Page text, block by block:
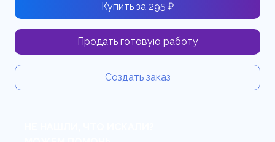
Купить за 295 ₽
Продать готовую работу
Создать заказ